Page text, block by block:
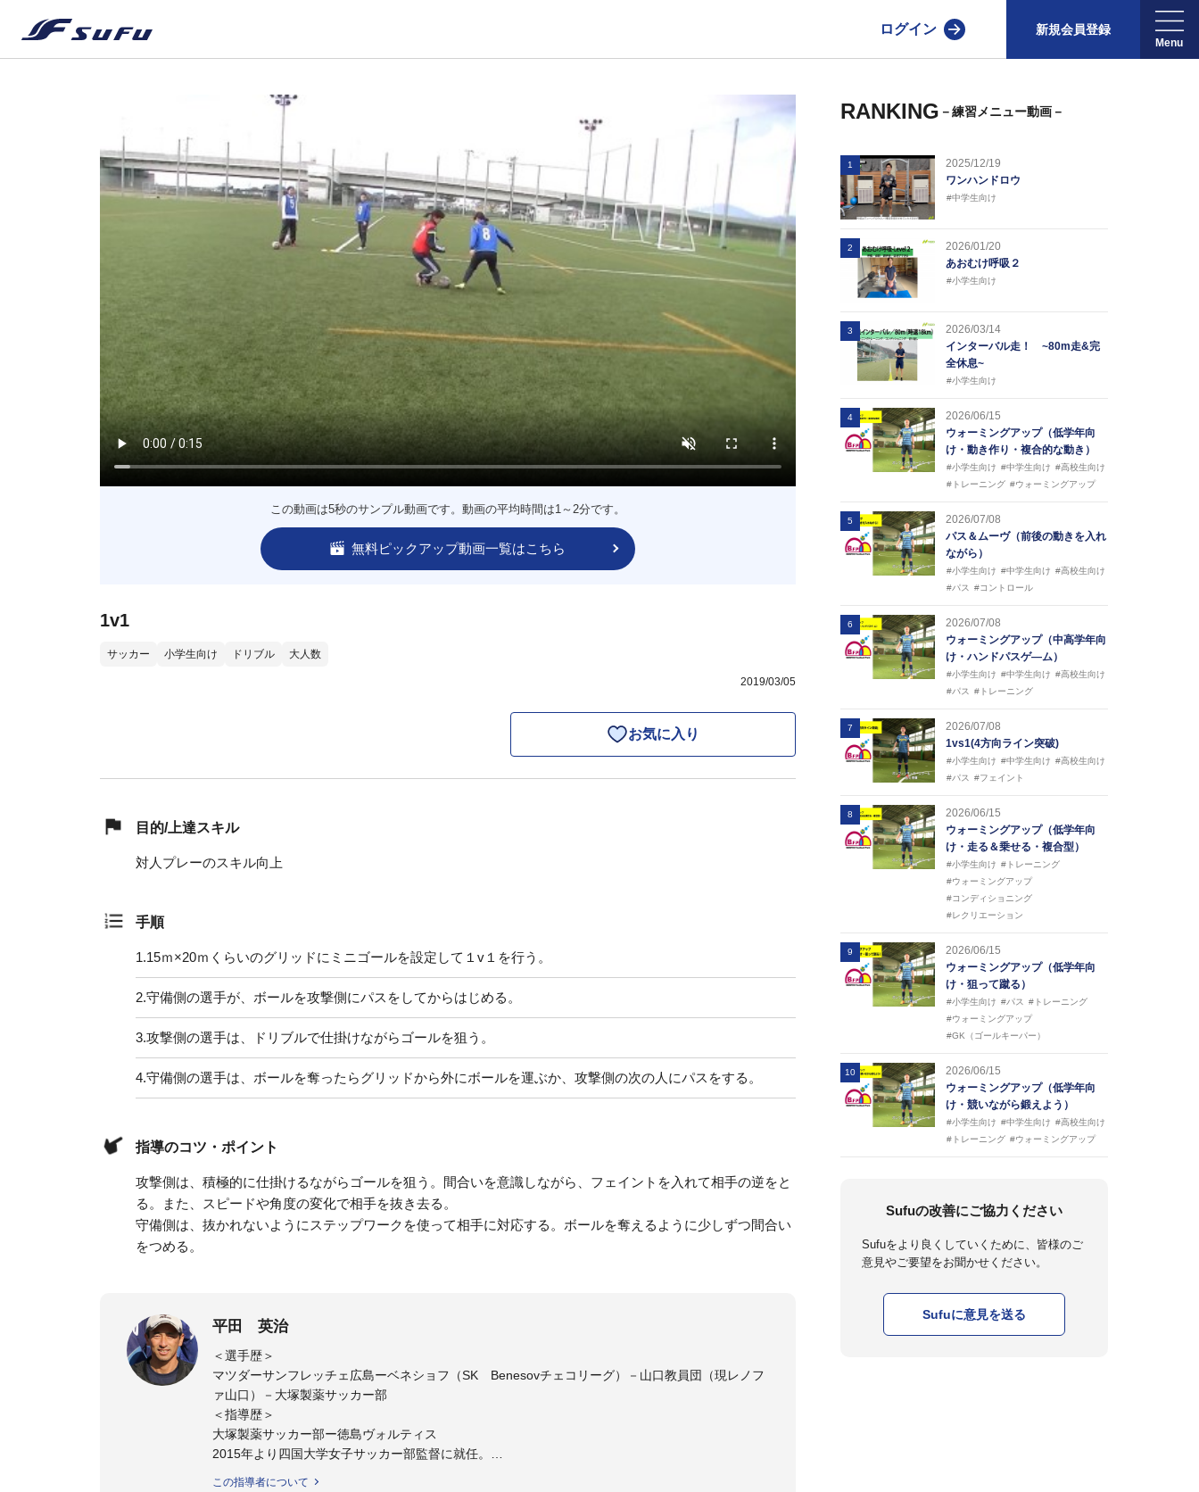
ログイン 新規会員登録
この動画は5秒のサンプル動画です。動画の平均時間は1～2分です。
無料ピックアップ動画一覧はこちら
1v1
サッカー 小学生向け ドリブル 大人数
2019/03/05
お気に入り
目的/上達スキル
対人プレーのスキル向上
手順
1.15ｍ×20ｍくらいのグリッドにミニゴールを設定して１v１を行う。
2.守備側の選手が、ボールを攻撃側にパスをしてからはじめる。
3.攻撃側の選手は、ドリブルで仕掛けながらゴールを狙う。
4.守備側の選手は、ボールを奪ったらグリッドから外にボールを運ぶか、攻撃側の次の人にパスをする。
指導のコツ・ポイント
攻撃側は、積極的に仕掛けるながらゴールを狙う。間合いを意識しながら、フェイントを入れて相手の逆をと
る。また、スピードや角度の変化で相手を抜き去る。
守備側は、抜かれないようにステップワークを使って相手に対応する。ボールを奪えるように少しずつ間合い
をつめる。
平田 英治
＜選手歴＞
マツダーサンフレッチェ広島ーベネショフ（SK Benesovチェコリーグ）－山口教員団（現レノフ
ァ山口）－大塚製薬サッカー部
＜指導歴＞
大塚製薬サッカー部ー徳島ヴォルティス
2015年より四国大学女子サッカー部監督に就任。
この指導者について
RANKING －練習メニュー動画－
1
2025/12/19
ワンハンドロウ
#中学生向け
2
2026/01/20
あおむけ呼吸２
#小学生向け
3
2026/03/14
インターバル走！ ~80m走&完
全休息~
#小学生向け
4
2026/06/15
ウォーミングアップ（低学年向
け・動き作り・複合的な動き）
#小学生向け #中学生向け #高校生向け
#トレーニング #ウォーミングアップ
5
2026/07/08
パス＆ムーヴ（前後の動きを入れ
ながら）
#小学生向け #中学生向け #高校生向け
#パス
#コントロール
6
2026/07/08
ウォーミングアップ（中高学年向
け・ハンドパスゲ―ム）
#小学生向け #中学生向け #高校生向け
#パス
#トレーニング
7
2026/07/08
1vs1(4方向ライン突破)
#小学生向け #中学生向け #高校生向け
#パス
#フェイント
8
2026/06/15
ウォーミングアップ（低学年向
け・走る＆乗せる・複合型）
#小学生向け #トレーニング
#ウォーミングアップ
#コンディショニング
#レクリエーション
9
2026/06/15
ウォーミングアップ（低学年向
け・狙って蹴る）
#小学生向け #パス
#トレーニング
#ウォーミングアップ
#GK（ゴールキーパー）
10
2026/06/15
ウォーミングアップ（低学年向
け・競いながら鍛えよう）
#小学生向け #中学生向け #高校生向け
#トレーニング #ウォーミングアップ
Sufuの改善にご協力ください
Sufuをより良くしていくために、皆様のご
意見やご要望をお聞かせください。
Sufuに意見を送る